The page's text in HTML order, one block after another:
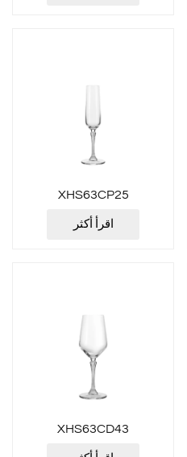
XHS63CP25
اقرأ أكثر
XHS63CD43